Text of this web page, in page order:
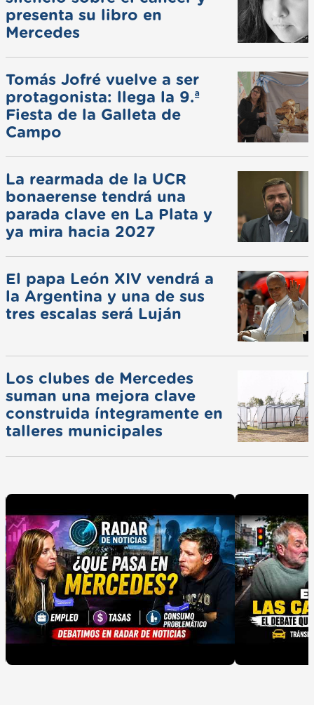
presenta su libro en
Mercedes
Tomás Jofré vuelve a ser
protagonista: llega la 9.ª
Fiesta de la Galleta de
Campo
La rearmada de la UCR
bonaerense tendrá una
parada clave en La Plata y
ya mira hacia 2027
El papa León XIV vendrá a
la Argentina y una de sus
tres escalas será Luján
Los clubes de Mercedes
suman una mejora clave
construida íntegramente en
talleres municipales